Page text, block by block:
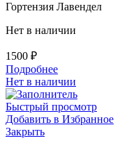
Гортензия Лавендел
Нет в наличии
1500 ₽
Подробнее
Нет в наличии
Быстрый просмотр
Добавить в Избранное
Закрыть